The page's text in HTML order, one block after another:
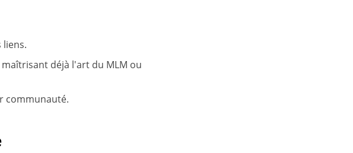
liens.
déjà l'art du MLM ou
communauté.